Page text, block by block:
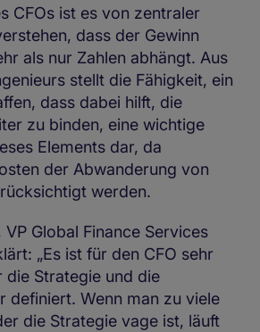
CFOs ist es von zentraler
dass der Gewinn
als nur Zahlen abhängt. Aus
stellt die Fähigkeit, ein
dass dabei hilft, die
zu binden, eine wichtige
Elements dar, da
der Abwanderung von
werden.
Global Finance Services
„Es ist für den CFO sehr
die Strategie und die
definiert. Wenn man zu viele
die Strategie vage ist, läuft